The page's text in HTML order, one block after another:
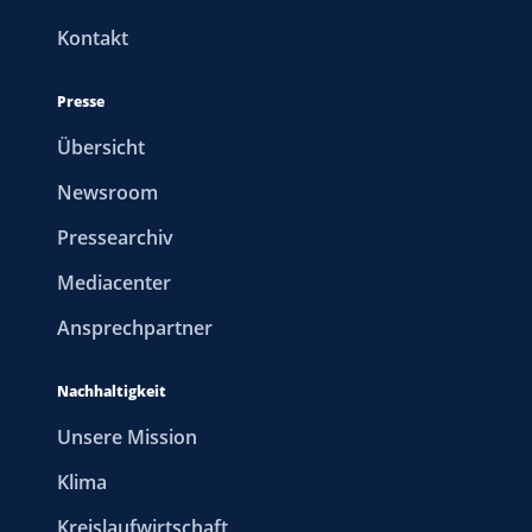
Kontakt
Presse
Übersicht
Newsroom
Pressearchiv
Mediacenter
Ansprechpartner
Nachhaltigkeit
Unsere Mission
Klima